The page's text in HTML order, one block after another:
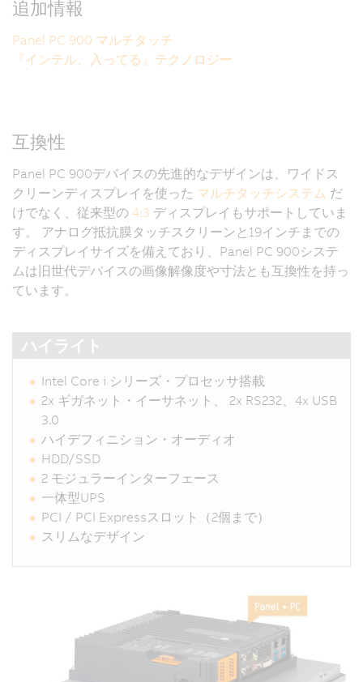
追加情報
Panel PC 900 マルチタッチ
『インテル、入ってる』テクノロジー
互換性
Panel PC 900デバイスの先進的なデザインは、ワイドス
クリーンディスプレイを使った マルチタッチシステム だ
けでなく、従来型の 4:3 ディスプレイもサポートしていま
す。 アナログ抵抗膜タッチスクリーンと19インチまでの
ディスプレイサイズを備えており、Panel PC 900システ
ムは旧世代デバイスの画像解像度や寸法とも互換性を持っ
ています。
ハイライト
Intel Core i シリーズ・プロセッサ搭載
2x ギガネット・イーサネット、 2x RS232、4x USB
3.0
ハイデフィニション・オーディオ
HDD/SSD
2 モジュラーインターフェース
一体型UPS
PCI / PCI Expressスロット（2個まで）
スリムなデザイン